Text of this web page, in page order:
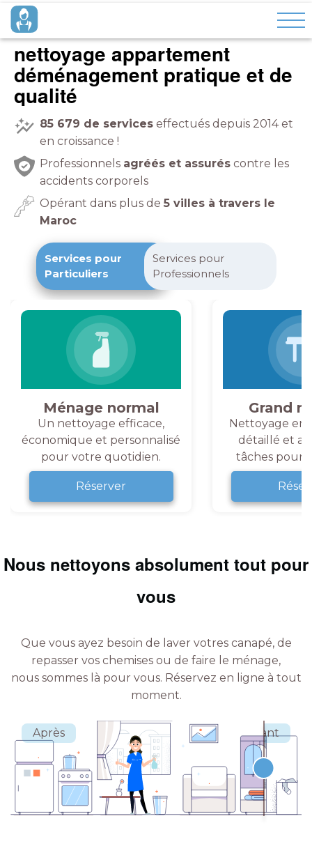
nettoyage appartement
déménagement pratique et de
qualité
85 679 de services effectués depuis 2014 et
en croissance !
Professionnels agréés et assurés contre les
accidents corporels
Opérant dans plus de 5 villes à travers le
Maroc
Services pour
Particuliers
Services pour
Professionnels
Ménage normal
Un nettoyage efficace,
économique et personnalisé
pour votre quotidien.
Réserver
Grand
Nettoyage en
détaillé et
tâches pour
Nous nettoyons absolument tout pour
vous
Que vous ayez besoin de laver votres canapé, de
repasser vos chemises ou de faire le ménage,
nous sommes là pour vous. Réservez en ligne à tout
moment.